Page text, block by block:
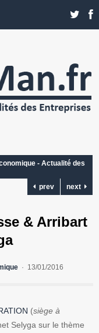
- Actualité des
prev
next
& Arribart
13/01/2016
(siège à
Selyga sur le thème